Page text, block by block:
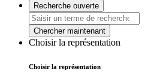
Recherche ouverte
Chercher maintenant
Choisir la représentation
Choisir la représentation